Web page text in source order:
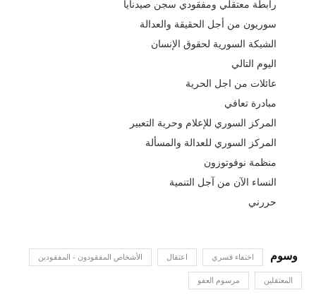
رابطة معتقلي ومفقودي سجن صيدنايا
سوريون من أجل الحقيقة والعدالة
الشبكة السورية لحقوق الإنسان
اليوم التالي
عائلات من اجل الحرية
مبادرة تعافي
المركز السوري للإعلام وحرية التعبير
المركز السوري للعدالة والمسألة
منظمة نوفوتوزون
النساء الآن من آجل التنمية
حررني
اختفاء قسري اعتقال الأشخاص المفقودون - المفقودين
المعتقلين مرسوم العفو